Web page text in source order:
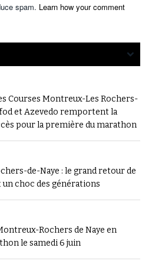
spam. Learn how your comment
Courses Montreux-Les Rochers-
et Azevedo remportent la
pour la première du marathon
de-Naye : le grand retour de
un choc des générations
Rochers de Naye en
le samedi 6 juin